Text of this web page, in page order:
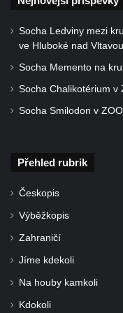
Rotující kříž před
Boží muka Na
okraji Loun
Centrální kříž
svatého Jakuba ve
Kříž na rozcestí v
Kříž u kaple
Centrální kříž
Socha Ledviny mezi
ve Hluboké nad Vltavou
Socha Memento na
Socha Chalikotérium v
Socha Smilodon v
Přehled rubrik
Českopis
Výběžkopis
Zahraničí
Jíme kdekoli
Na houby kamkoli
Kdokoli